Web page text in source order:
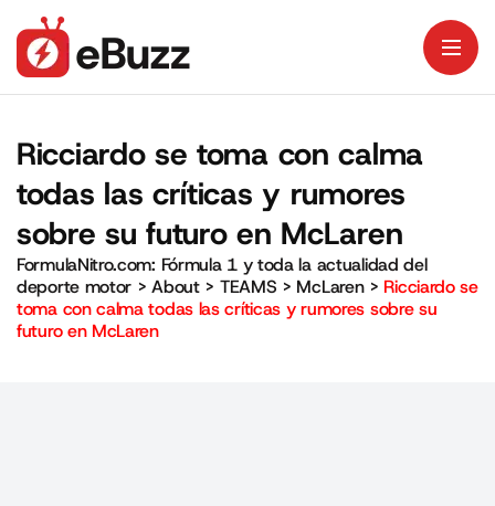
Ricciardo se toma con calma
todas las críticas y rumores
sobre su futuro en McLaren
FormulaNitro.com: Fórmula 1 y toda la actualidad del
deporte motor >About> TEAMS > McLaren> Ricciardo se
toma con calma todas las críticas y rumores sobre su
futuro en McLaren